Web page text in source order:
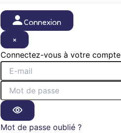
Connexion
×
Connectez-vous à votre compte
Mot de passe oublié ?